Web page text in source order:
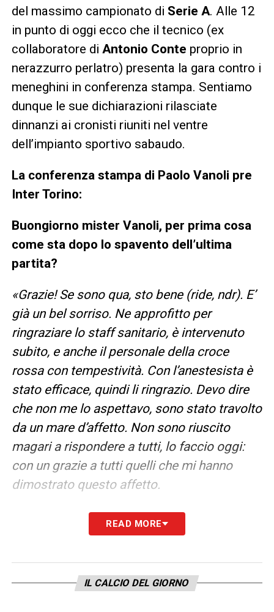
del massimo campionato di Serie A. Alle 12
in punto di oggi ecco che il tecnico (ex
collaboratore di Antonio Conte proprio in
nerazzurro perlatro) presenta la gara contro i
meneghini in conferenza stampa. Sentiamo
dunque le sue dichiarazioni rilasciate
dinnanzi ai cronisti riuniti nel ventre
dell’impianto sportivo sabaudo.
La conferenza stampa di Paolo Vanoli pre
Inter Torino:
Buongiorno mister Vanoli, per prima cosa
come sta dopo lo spavento dell’ultima
partita?
«Grazie! Se sono qua, sto bene (ride, ndr). E’
già un bel sorriso. Ne approfitto per
ringraziare lo staff sanitario, è intervenuto
subito, e anche il personale della croce
rossa con tempestività. Con l’anestesista è
stato efficace, quindi li ringrazio. Devo dire
che non me lo aspettavo, sono stato travolto
da un mare d’affetto. Non sono riuscito
magari a rispondere a tutti, lo faccio oggi:
con un grazie a tutti quelli che mi hanno
dimostrato questo affetto.
Sulla squadra stiamo bene, abbiamo
recuperato Ricci e Linetty: entrambi rientrati.
polpaccio, ma sta benissimo. Dobbiamo
valutare solamente Borna Sosa che è
READ MORE
IL CALCIO DEL GIORNO